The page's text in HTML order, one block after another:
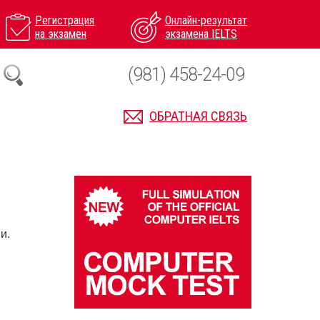
Регистрация
на экзамен
Онлайн-результат
экзамена IELTS
ОБРАТНАЯ СВЯЗЬ
(981) 458-24-09